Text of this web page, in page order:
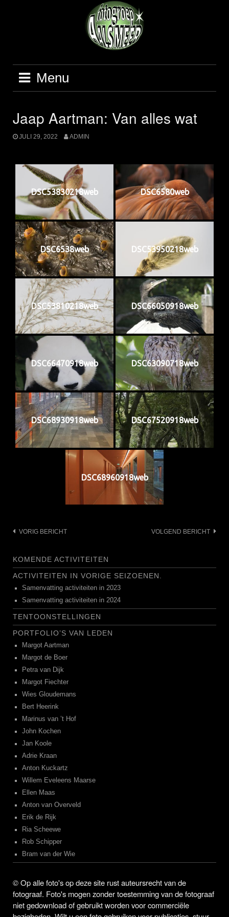
Menu
Jaap Aartman: Van alles wat
JULI 29, 2022 ADMIN
DSC53830218web DSC6580web
DSC6538web DSC53950218web
DSC53810218web DSC66050918web
DSC66470918web DSC63090718web
DSC68930918web DSC67520918web
DSC68960918web
Bericht
VORIG BERICHT VOLGEND BERICHT
KOMENDE ACTIVITEITEN
ACTIVITEITEN IN VORIGE SEIZOENEN.
Samenvatting activiteiten in 2023
Samenvatting activiteiten in 2024
TENTOONSTELLINGEN
PORTFOLIO’S VAN LEDEN
Margot Aartman
Margot de Boer
Petra van Dijk
Margot Fiechter
Wies Gloudemans
Bert Heerink
Marinus van ’t Hof
John Kochen
Jan Koole
Adrie Kraan
Anton Kuckartz
Willem Eveleens Maarse
Ellen Maas
Anton van Overveld
Erik de Rijk
Ria Scheewe
Rob Schipper
Bram van der Wie
©Op alle foto's op deze site rust auteursrecht van de
fotograaf. Foto's mogen zonder toestemming van de fotograaf
niet gedownload of gebruikt worden voor commerciële